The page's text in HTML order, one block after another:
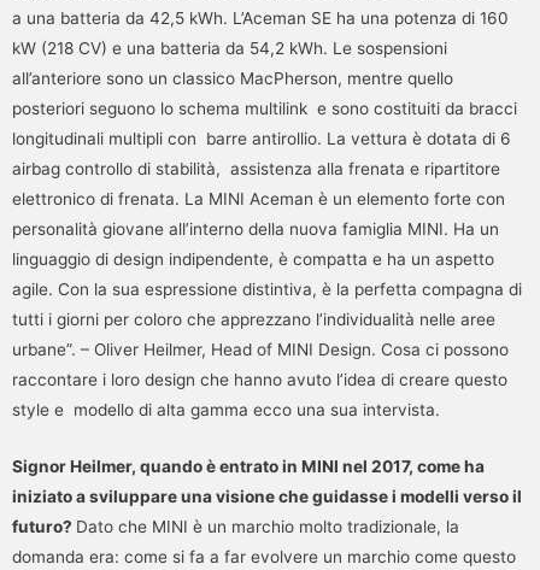
a una batteria da 42,5 kWh. L’Aceman SE ha una potenza di 160
kW (218 CV) e una batteria da 54,2 kWh. Le sospensioni
all’anteriore sono un classico MacPherson, mentre quello
posteriori seguono lo schema multilink e sono costituiti da bracci
longitudinali multipli con barre antirollio. La vettura è dotata di 6
airbag controllo di stabilità, assistenza alla frenata e ripartitore
elettronico di frenata. La MINI Aceman è un elemento forte con
personalità giovane all’interno della nuova famiglia MINI. Ha un
linguaggio di design indipendente, è compatta e ha un aspetto
agile. Con la sua espressione distintiva, è la perfetta compagna di
tutti i giorni per coloro che apprezzano l’individualità nelle aree
urbane”. – Oliver Heilmer, Head of MINI Design. Cosa ci possono
raccontare i loro design che hanno avuto l’idea di creare questo
style e modello di alta gamma ecco una sua intervista.
Signor Heilmer, quando è entrato in MINI nel 2017, come ha
iniziato a sviluppare una visione che guidasse i modelli verso il
futuro? Dato che MINI è un marchio molto tradizionale, la
domanda era: come si fa a far evolvere un marchio come questo